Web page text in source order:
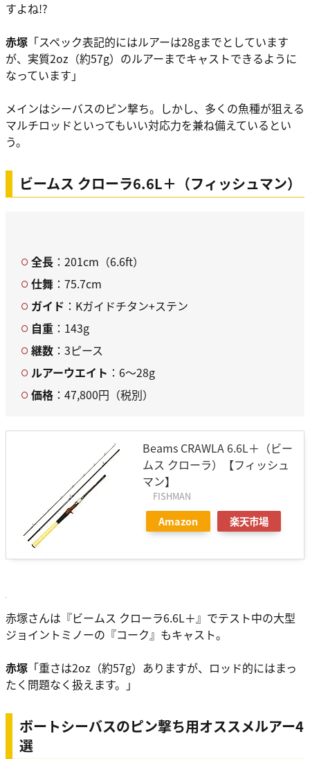
すよね!?
赤塚 「スペック表記的にはルアーは28gまでとしています
が、実質2oz（約57g）のルアーまでキャストできるように
なっています」
メインはシーバスのピン撃ち。しかし、多くの魚種が狙える
マルチロッドといってもいい対応力を兼ね備えているとい
う。
ビームス クローラ6.6L＋（フィッシュマン）
全長 ：201cm（6.6ft）
仕舞 ：75.7cm
ガイド ：Kガイドチタン+ステン
自重 ：143g
継数 ：3ピース
ルアーウエイト ：6～28g
価格 ：47,800円（税別）
Beams CRAWLA 6.6L＋（ビー
ムス クローラ）【フィッシュ
マン】
FISHMAN
Amazon 楽天市場
赤塚さんは『ビームス クローラ6.6L＋』でテスト中の大型
ジョイントミノーの『コーク』もキャスト。
赤塚 「重さは2oz（約57g）ありますが、ロッド的にはまっ
たく問題なく扱えます。」
ボートシーバスのピン撃ち用オススメルアー4
選